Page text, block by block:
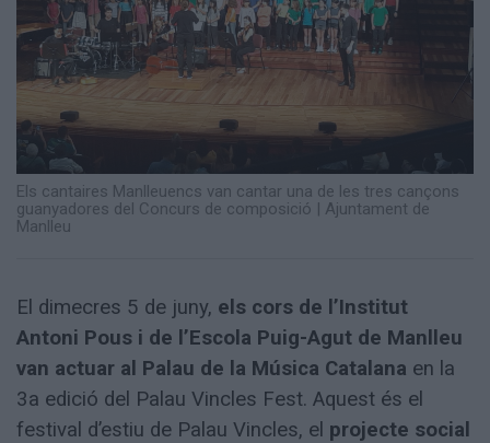
Els cantaires Manlleuencs van cantar una de les tres cançons
guanyadores del Concurs de composició | Ajuntament de
Manlleu
El dimecres 5 de juny, els cors de l’Institut
Antoni Pous i de l’Escola Puig-Agut de Manlleu
van actuar al Palau de la Música Catalana en la
3a edició del Palau Vincles Fest. Aquest és el
festival d’estiu de Palau Vincles, el projecte social